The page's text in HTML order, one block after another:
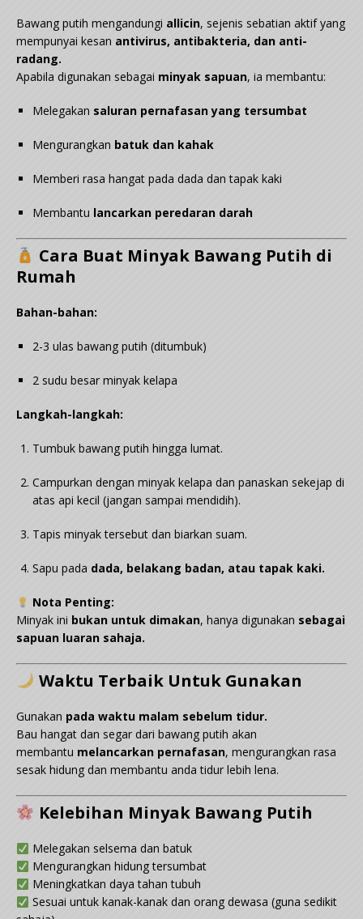
Bawang putih mengandungi allicin, sejenis sebatian aktif yang
mempunyai kesan antivirus, antibakteria, dan anti-
radang.
Apabila digunakan sebagai minyak sapuan, ia membantu:
Melegakan saluran pernafasan yang tersumbat
Mengurangkan batuk dan kahak
Memberi rasa hangat pada dada dan tapak kaki
Membantu lancarkan peredaran darah
Cara Buat Minyak Bawang Putih di
Rumah
Bahan-bahan:
2-3 ulas bawang putih (ditumbuk)
2 sudu besar minyak kelapa
Langkah-langkah:
Tumbuk bawang putih hingga lumat.
Campurkan dengan minyak kelapa dan panaskan sekejap di
atas api kecil (jangan sampai mendidih).
Tapis minyak tersebut dan biarkan suam.
Sapu pada dada, belakang badan, atau tapak kaki.
Nota Penting:
Minyak ini bukan untuk dimakan, hanya digunakan sebagai
sapuan luaran sahaja.
Waktu Terbaik Untuk Gunakan
Gunakan pada waktu malam sebelum tidur.
Bau hangat dan segar dari bawang putih akan
membantu melancarkan pernafasan, mengurangkan rasa
sesak hidung dan membantu anda tidur lebih lena.
Kelebihan Minyak Bawang Putih
Melegakan selsema dan batuk
Mengurangkan hidung tersumbat
Meningkatkan daya tahan tubuh
Sesuai untuk kanak-kanak dan orang dewasa (guna sedikit